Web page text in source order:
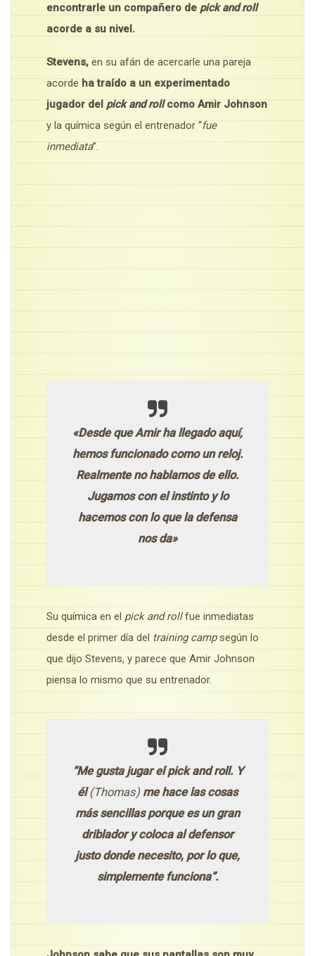
encontrarle un compañero de pick and roll
acorde a su nivel.
Stevens, en su afán de acercarle una pareja
acorde ha traído a un experimentado
jugador del pick and rollcomo Amir Johnson
y la química según el entrenador “fue
inmediata”.
«Desde que Amir ha llegado aquí,
hemos funcionado como un reloj.
Realmente no hablamos de ello.
Jugamos con el instinto y lo
hacemos con lo que la defensa
nos da»
Su química en el pick and rollfue inmediatas
desde el primer día del training campsegún lo
que dijo Stevens, y parece que Amir Johnson
piensa lo mismo que su entrenador.
“Me gusta jugar el pick and roll. Y
él(Thomas) me hace las cosas
más sencillas porque es un gran
driblador y coloca al defensor
justo donde necesito, por lo que,
simplemente funciona”.